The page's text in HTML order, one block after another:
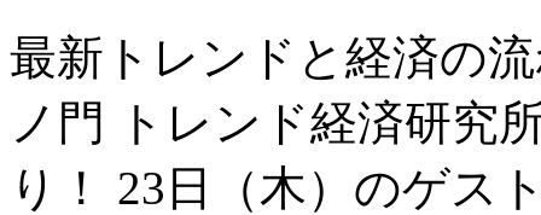
最新トレンドと経済の
ノ門 トレンド経済研究
り！ 23日（木）のゲス